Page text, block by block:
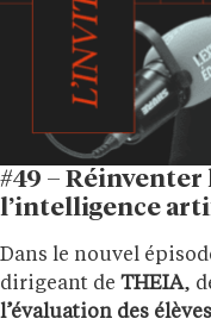
#49 – Réinventer
l’intelligence
Dans le nouvel
dirigeant de THEIA,
l’évaluation des